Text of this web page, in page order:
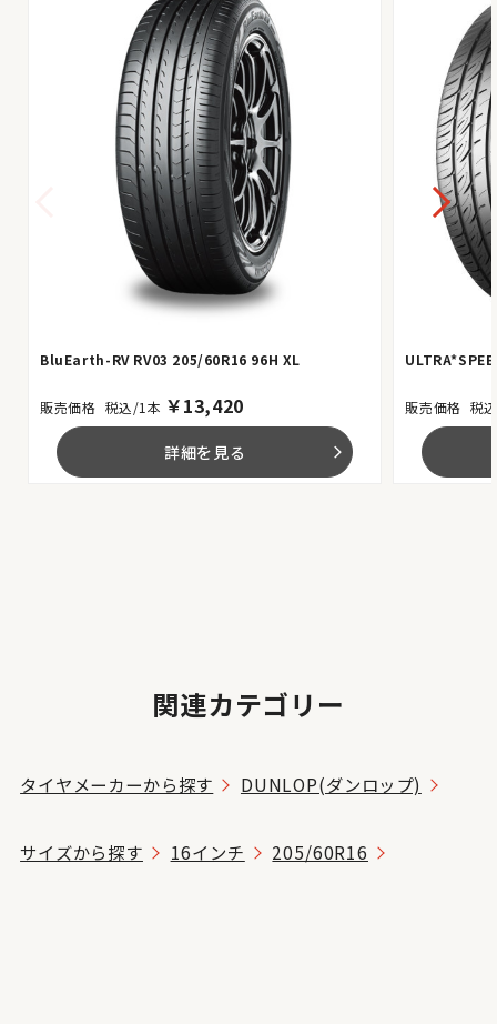
BluEarth-RV RV03 205/60R16 96H XL
税込/1本 ￥13,420
詳細を見る arrow_forward_ios
税
関連カテゴリー
タイヤメーカーから探す DUNLOP(ダンロップ)
サイズから探す 16インチ 205/60R16